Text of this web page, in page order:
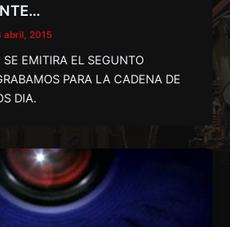
abril, 2015
EMITIRA EL SEGUNTO
PARA LA CADENA DE
DIA.